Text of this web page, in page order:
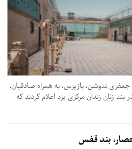
مرداد، مجید جعفری ندوشن، بازپرس، به همراه صادقیان،
زنان زندان مرکزی یزد اعلام کردند که